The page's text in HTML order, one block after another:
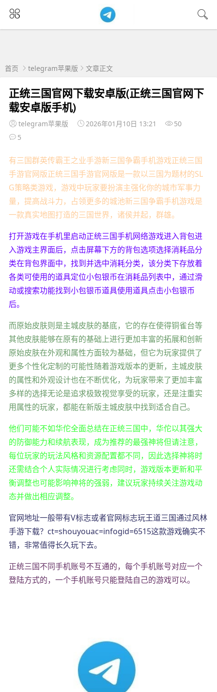
首页 telegram苹果版 文章正文
正统三国官网下载安卓版(正统三国官网下
载安卓版手机)
telegram苹果版 2026年01月10日 13:21
50
5
有三国群英传霸王之业手游新三国争霸手机游戏正统三国
手游官网版正统三国手游官网版是一款以三国为题材的SL
G策略类游戏，游戏中玩家要扮演主强化你的城市军事力
量，提高战斗力，占领更多的城池新三国争霸手机游戏是
一款真实地图打造的三国世界，诸侯并起，群雄。
打开游戏在手机里启动正统三国手机网络游戏进入背包进
入游戏主界面后，点击屏幕下方的背包选项选择消耗品分
类在背包界面中，找到并选中消耗分类，该分类下存放着
各类可使用的道具定位小包银币在消耗品列表中，通过滑
动或搜索功能找到小包银币道具使用道具点击小包银币
后。
而原始皮肤则是主城皮肤的基底，它的存在使得铜雀台等
其他皮肤能够在原有的基础上进行更加丰富的拓展和创新
原始皮肤在外观和属性方面较为基础，但它为玩家提供了
更多个性化定制的可能性随着游戏版本的更新，主城皮肤
的属性和外观设计也在不断优化，为玩家带来了更加丰富
多样的选择无论是追求极致视觉享受的玩家，还是注重实
用属性的玩家，都能在新版主城皮肤中找到适合自己。
他们可能不如华佗全面总结在正统三国中，华佗以其强大
的防御能力和续航表现，成为推荐的最强神将但请注意，
每位玩家的玩法风格和资源配置都不同，因此选择神将时
还需结合个人实际情况进行考虑同时，游戏版本更新和平
衡调整也可能影响神将的强弱，建议玩家持续关注游戏动
态并做出相应调整。
官网地址一般带有V标志或者官网标志玩王道三国通过风林
手游下载？ct=shouyouac=infogid=6515这款游戏确实不
错，非常值得长久玩下去。
正统三国不同手机账号不互通的，每个手机账号对应一个
登陆方式的，一个手机账号只能登陆自己的游戏可以。